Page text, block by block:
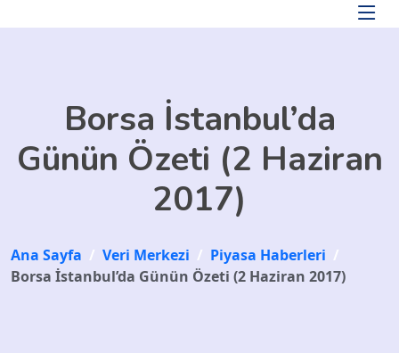
Borsa İstanbul’da
Günün Özeti (2 Haziran
2017)
Ana Sayfa / Veri Merkezi / Piyasa Haberleri /
Borsa İstanbul’da Günün Özeti (2 Haziran 2017)